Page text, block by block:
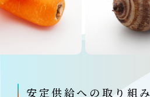
安定供給への取り組み